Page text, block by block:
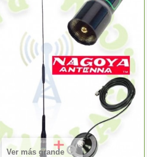
Ver más grande